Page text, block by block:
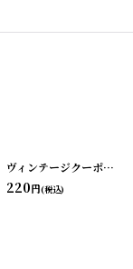
[
[ ヴィンテージクーポン ロールチケット＜ダブル＞ 10枚SET
220円(税込)